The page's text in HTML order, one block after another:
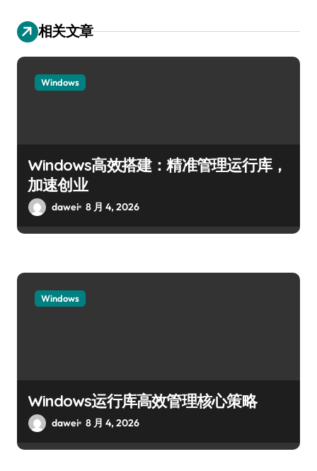
相关文章
Windows
Windows高效搭建：精准管理运行库，
加速创业
dawei 8 月 4, 2026
Windows
Windows运行库高效管理核心策略
dawei 8 月 4, 2026